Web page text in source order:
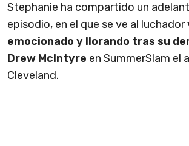
Stephanie ha compartido un
episodio, en el que se ve al luchador
emocionado y llorando tras su
Drew McIntyre en SummerSlam el
Cleveland.